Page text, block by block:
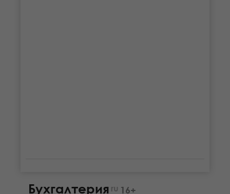
Бухгалтерия ru 16+